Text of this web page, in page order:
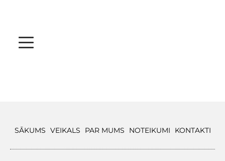
SĀKUMS VEIKALS PAR MUMS NOTEIKUMI KONTAKTI